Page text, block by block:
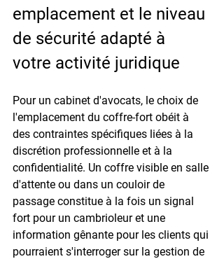
emplacement et le niveau
de sécurité adapté à
votre activité juridique
Pour un cabinet d'avocats, le choix de
l'emplacement du coffre-fort obéit à
des contraintes spécifiques liées à la
discrétion professionnelle et à la
confidentialité. Un coffre visible en salle
d'attente ou dans un couloir de
passage constitue à la fois un signal
fort pour un cambrioleur et une
information gênante pour les clients qui
pourraient s'interroger sur la gestion de